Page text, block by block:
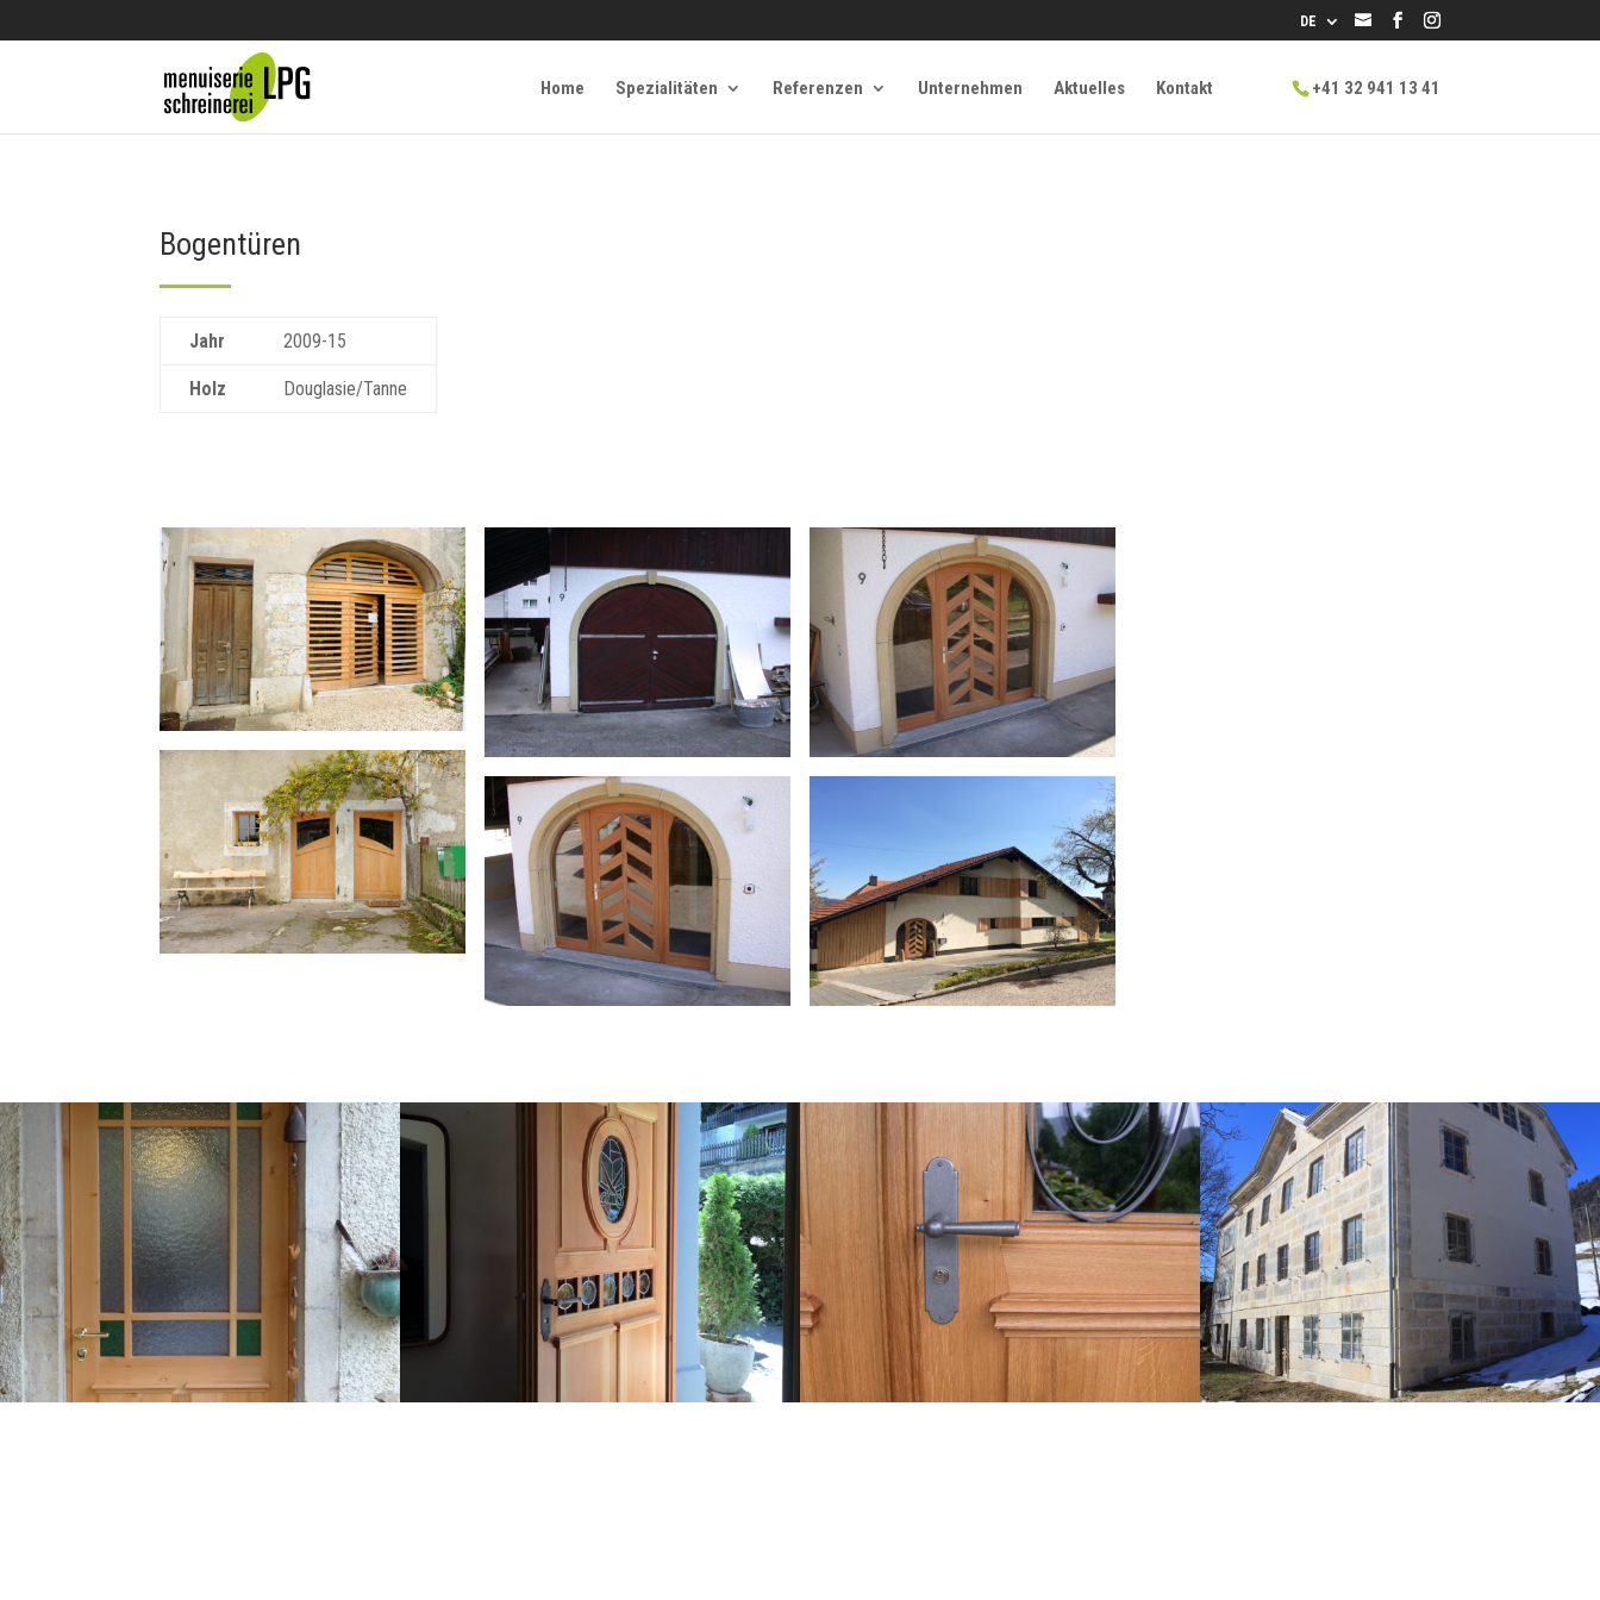
info@lpg.ch
DE
Home Spezialitäten Referenzen Unternehmen Aktuelles Kontakt +41 32 941 13 41
Bogentüren
Jahr 2009-15
Holz Douglasie/Tanne